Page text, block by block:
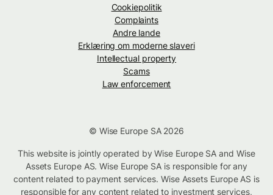
Cookiepolitik
Complaints
Andre lande
Erklæring om moderne slaveri
Intellectual property
Scams
Law enforcement
© Wise Europe SA 2026
This website is jointly operated by Wise Europe SA and Wise
Assets Europe AS. Wise Europe SA is responsible for any
content related to payment services. Wise Assets Europe AS is
responsible for any content related to investment services,